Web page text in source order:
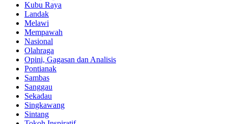
Kubu Raya
Landak
Melawi
Mempawah
Nasional
Olahraga
Opini, Gagasan dan Analisis
Pontianak
Sambas
Sanggau
Sekadau
Singkawang
Sintang